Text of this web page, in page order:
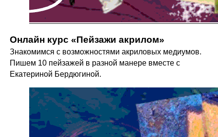
Онлайн курс «Пейзажи акрилом»
Знакомимся с возможностями акриловых медиумов.
Пишем 10 пейзажей в разной манере вместе с
Екатериной Бердюгиной.